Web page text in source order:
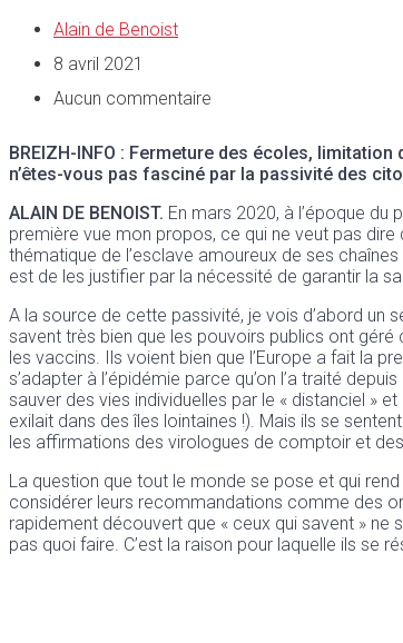
Alain de Benoist
8 avril 2021
Aucun commentaire
BREIZH-INFO : Fermeture des écoles,
n’êtes-vous pas fasciné par la passivité des
ALAIN DE BENOIST. En mars 2020, à l’époque
première vue mon propos, ce qui ne veut pas dire
thématique de l’esclave amoureux de ses
est de les justifier par la nécessité de garantir la
A la source de cette passivité, je vois d’abord un
savent très bien que les pouvoirs publics ont
les vaccins. Ils voient bien que l’Europe a fait la
s’adapter à l’épidémie parce qu’on l’a traité
sauver des vies individuelles par le « distanciel »
exilait dans des îles lointaines !). Mais ils se
les affirmations des virologues de comptoir et
La question que tout le monde se pose et qui
considérer leurs recommandations comme des
rapidement découvert que « ceux qui savent » ne
pas quoi faire. C’est la raison pour laquelle ils se